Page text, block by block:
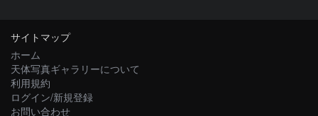
サイトマップ
ホーム
天体写真ギャラリーについて
利用規約
ログイン/新規登録
お問い合わせ